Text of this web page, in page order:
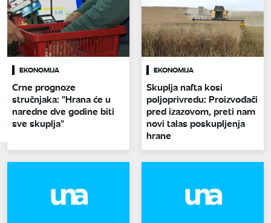
EKONOMIJA
Crne prognoze
stručnjaka: "Hrana će u
naredne dve godine biti
sve skuplja"
EKONOMIJA
Skuplja nafta kosi
poljoprivredu: Proizvođači
pred izazovom, preti nam
novi talas poskupljenja
hrane